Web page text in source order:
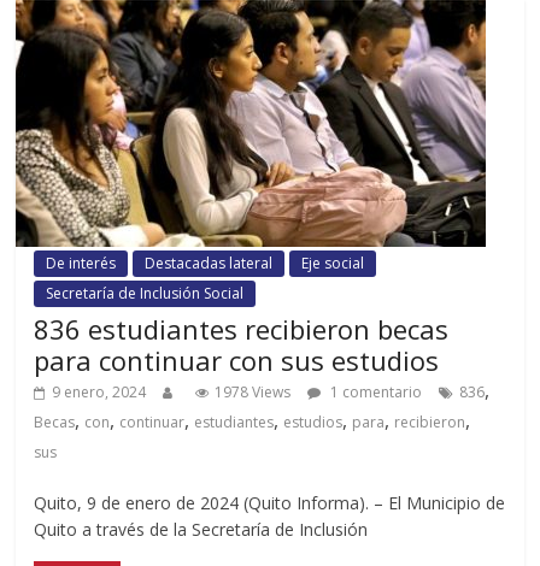
De interés Destacadas lateral
Eje social
Secretaría de Inclusión Social
836 estudiantes recibieron becas
para continuar con sus estudios
9 enero, 2024 1978 Views 1 comentario 836,
Becas, con, continuar, estudiantes, estudios, para, recibieron,
sus
Quito, 9 de enero de 2024 (Quito Informa). – El Municipio de
Quito a través de la Secretaría de Inclusión